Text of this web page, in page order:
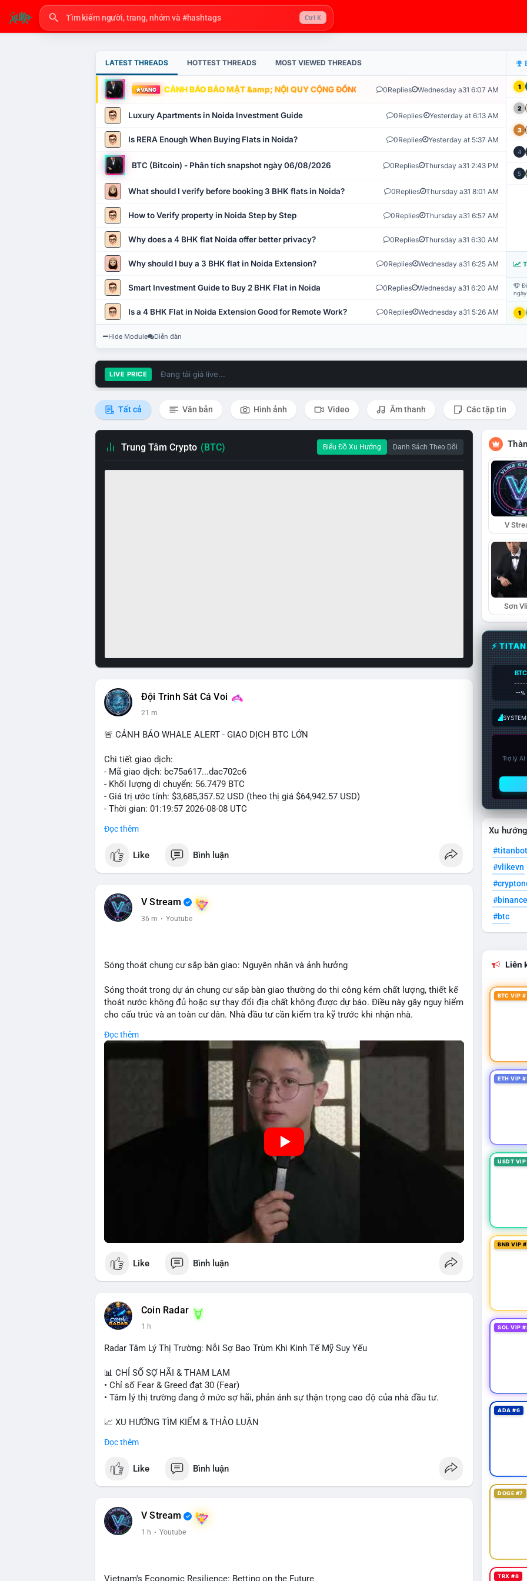
Ctrl K
LATEST THREADS HOTTEST THREADS MOST VIEWED THREADS
VÀNG CẢNH BÁO BẢO MẬT &amp; NỘI QUY CỘNG ĐỒNG VLIKE.VN: HỆ THỐNG GIÁM SÁT TỰ
0Replies Wednesday a31 6:07 AM
Luxury Apartments in Noida Investment Guide 0Replies Yesterday at 6:13 AM
Is RERA Enough When Buying Flats in Noida? 0Replies Yesterday at 5:37 AM
BTC (Bitcoin) - Phân tích snapshot ngày 06/08/2026 0Replies Thursday a31 2:43 PM
What should I verify before booking 3 BHK flats in Noida? 0Replies Thursday a31 8:01 AM
How to Verify property in Noida Step by Step 0Replies Thursday a31 6:57 AM
Why does a 4 BHK flat Noida offer better privacy? 0Replies Thursday a31 6:30 AM
Why should I buy a 3 BHK flat in Noida Extension? 0Replies Wednesday a31 6:25 AM
Smart Investment Guide to Buy 2 BHK Flat in Noida 0Replies Wednesday a31 6:20 AM
Is a 4 BHK Flat in Noida Extension Good for Remote Work? 0Replies Wednesday a31 5:26 AM
1
2
3
4
5
1
Hide Module Diễn đàn
LIVE PRICE Đang tải giá live...
Tất cả Văn bản Hình ảnh Video Âm thanh Các tập tin
Trung Tâm Crypto (BTC) Biểu Đồ Xu Hướng Danh Sách Theo Dõi
Đội Trinh Sát Cá Voi
21 m
🚨 CẢNH BÁO WHALE ALERT - GIAO DỊCH BTC LỚN
Chi tiết giao dịch:
- Mã giao dịch: bc75a617...dac702c6
- Khối lượng di chuyển: 56.7479 BTC
- Giá trị ước tính: $3,685,357.52 USD (theo thị giá $64,942.57 USD)
- Thời gian: 01:19:57 2026-08-08 UTC
Nhận định phân tích:
thấy dấu hiệu của một tổ chức hoặc cá nhân lớn đang tái cơ cấu danh mục. Với mức giá
hiện tại, hành vi này có thể là bước chuẩn bị cho một lệnh bán lớn trên sàn tập trung, tạo áp
tín hiệu nắm giữ dài hạn, phản ánh kỳ vọng giá tăng. Biến động tâm lý thị trường có thể xảy
ra khi nhà đầu tư nhỏ lẻ theo dõi động thái này.
tới để đưa ra quyết định hợp lý.
#56dot7479btc #chuyendichlon #aplucban #vilanhtichluy #btcusd64942
Đọc thêm
Like Bình luận
V Stream
36 m · Youtube
Sóng thoát chung cư sắp bàn giao: Nguyên nhân và ảnh hưởng
Sóng thoát trong dự án chung cư sắp bàn giao thường do thi công kém chất lượng, thiết kế
thoát nước không đủ hoặc sự thay đổi địa chất không được dự báo. Điều này gây nguy hiểm
cho cấu trúc và an toàn cư dân. Nhà đầu tư cần kiểm tra kỹ trước khi nhận nhà.
🎥 Xem video trực tiếp tại:
Đọc thêm
Like Bình luận
Coin Radar
1 h
Radar Tâm Lý Thị Trường: Nỗi Sợ Bao Trùm Khi Kinh Tế Mỹ Suy Yếu
📊 CHỈ SỐ SỢ HÃI & THAM LAM
• Chỉ số Fear & Greed đạt 30 (Fear)
• Tâm lý thị trường đang ở mức sợ hãi, phản ánh sự thận trọng cao độ của nhà đầu tư.
📈 XU HƯỚNG TÌM KIẾM & THẢO LUẬN
• LunarCrush Trending: Ethereum, Solana, Dogecoin, Polkadot, Chainlink, Litecoin.
đại học.
• Tin tức kinh tế: Mỹ mất 23.000 việc làm trong tháng 7, thấp hơn nhiều so với kỳ vọng.
• Pháp lý: Thượng viện Mỹ lùi việc bỏ phiếu Clarity Act sang tháng 9; Thượng nghị sĩ Warren
yêu cầu luật pháp không do ngành crypto tự viết.
Đọc thêm
Like Bình luận
V Stream
1 h · Youtube
Vietnam's Economic Resilience: Betting on the Future
V
Sơn
⚡
BTC
--%
Trợ lý
Xu
#titanbot
#vlikevn
#btc
Liên
BTC VIP
ETH VIP
USDT
BNB VIP
SOL VIP
ADA #6
DOGE #7
TRX #8